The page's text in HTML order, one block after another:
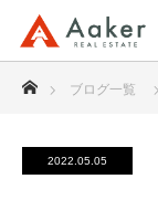
ブログ一覧
2022.05.05